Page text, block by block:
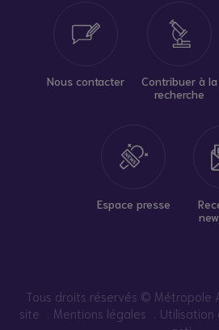
Nous contacter
Contribuer à la
recherche
Espace presse
Tous droits réservés © Métropole
site
Mentions légales Utilisation